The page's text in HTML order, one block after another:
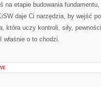
na etapie budowania
daje Ci narzędzia, by wejść
która uczy kontroli, siły,
właśnie o to chodzi.